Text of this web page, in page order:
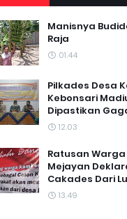
Manisnya
Raja
01.44
Pilkades Desa
Kebonsari
Dipastikan
12.03
Ratusan
Mejayan
Cakades Dari
13.49